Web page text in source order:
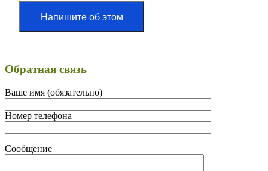
Напишите об этом
Обратная связь
Ваше имя (обязательно)
Номер телефона
Сообщение